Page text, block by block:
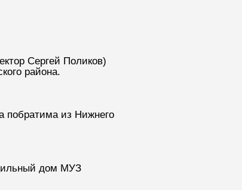
Сергей Поликов)
района.
побратима из Нижнего
дом МУЗ